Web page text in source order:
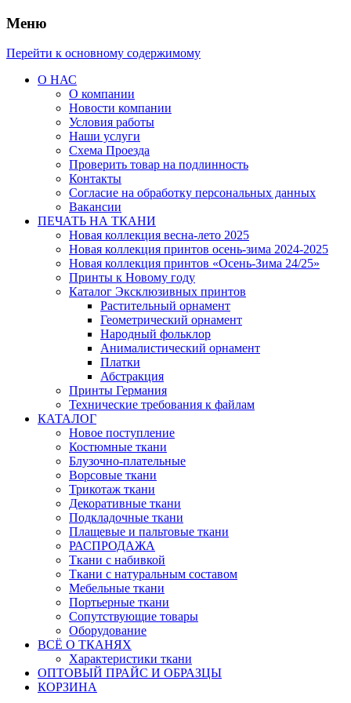
Меню
Перейти к основному содержимому
О НАС
О компании
Новости компании
Условия работы
Наши услуги
Схема Проезда
Проверить товар на подлинность
Контакты
Согласие на обработку персональных данных
Вакансии
ПЕЧАТЬ НА ТКАНИ
Новая коллекция весна-лето 2025
Новая коллекция принтов осень-зима 2024-2025
Новая коллекция принтов «Осень-Зима 24/25»
Принты к Новому году
Каталог Эксклюзивных принтов
Растительный орнамент
Геометрический орнамент
Народный фольклор
Анималистический орнамент
Платки
Абстракция
Принты Германия
Технические требования к файлам
КАТАЛОГ
Новое поступление
Костюмные ткани
Блузочно-плательные
Ворсовые ткани
Трикотаж ткани
Декоративные ткани
Подкладочные ткани
Плащевые и пальтовые ткани
РАСПРОДАЖА
Ткани с набивкой
Ткани с натуральным составом
Мебельные ткани
Портьерные ткани
Сопутствующие товары
Оборудование
ВСЁ О ТКАНЯХ
Характеристики ткани
ОПТОВЫЙ ПРАЙС И ОБРАЗЦЫ
КОРЗИНА